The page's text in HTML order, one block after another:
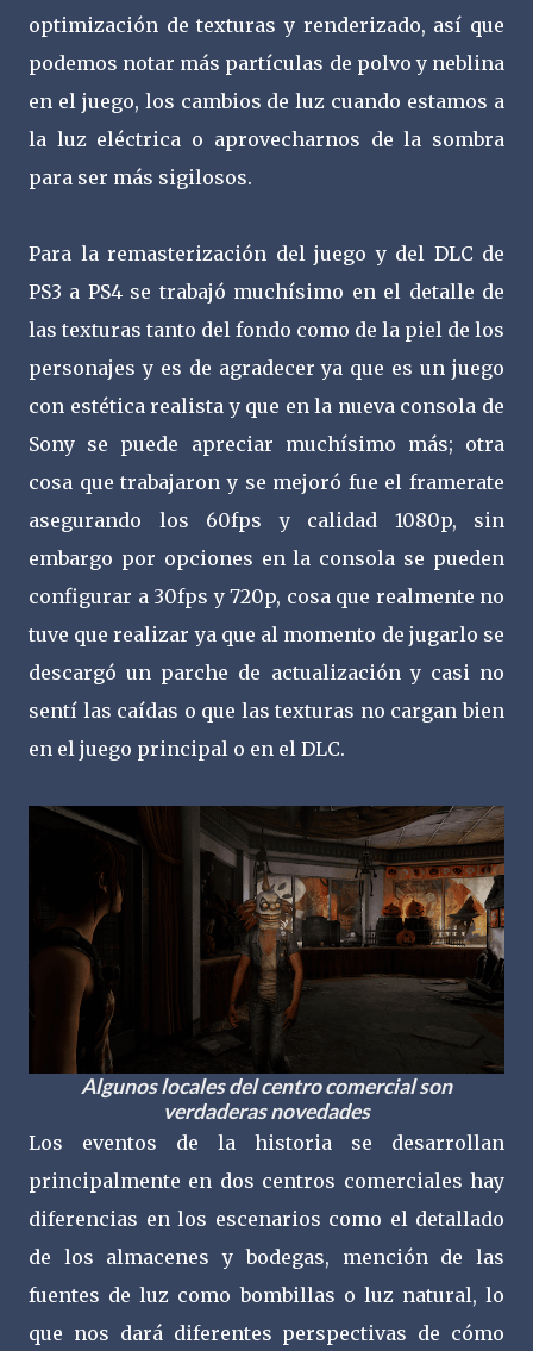
optimización de texturas y renderizado, así que
podemos notar más partículas de polvo y neblina
en el juego, los cambios de luz cuando estamos a
la luz eléctrica o aprovecharnos de la sombra
para ser más sigilosos.
Para la remasterización del juego y del DLC de
PS3 a PS4 se trabajó muchísimo en el detalle de
las texturas tanto del fondo como de la piel de los
personajes y es de agradecer ya que es un juego
con estética realista y que en la nueva consola de
Sony se puede apreciar muchísimo más; otra
cosa que trabajaron y se mejoró fue el framerate
asegurando los 60fps y calidad 1080p, sin
embargo por opciones en la consola se pueden
configurar a 30fps y 720p, cosa que realmente no
tuve que realizar ya que al momento de jugarlo se
descargó un parche de actualización y casi no
sentí las caídas o que las texturas no cargan bien
en el juego principal o en el DLC.
Algunos locales del centro comercial son
verdaderas novedades
Los eventos de la historia se desarrollan
principalmente en dos centros comerciales hay
diferencias en los escenarios como el detallado
de los almacenes y bodegas, mención de las
fuentes de luz como bombillas o luz natural, lo
que nos dará diferentes perspectivas de cómo